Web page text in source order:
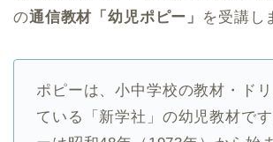
の通信教材「幼児ポピー」 を受講し
ポピーは、小中学校の教材・ド
ている「新学社」の幼児教材で